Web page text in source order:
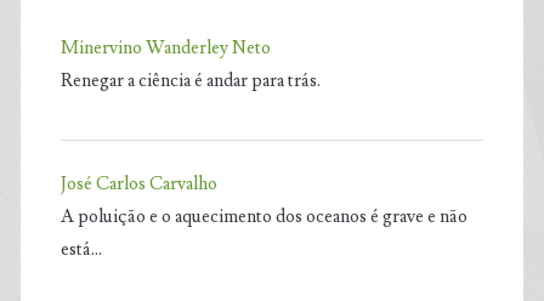
Minervino Wanderley Neto
Renegar a ciência é andar para trás.
José Carlos Carvalho
A poluição e o aquecimento dos oceanos é grave e não
está…